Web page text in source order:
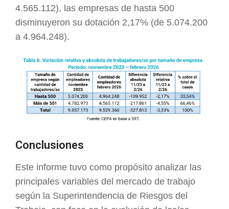
4.565.112), las empresas de hasta 500
disminuyeron su dotación 2,17% (de 5.074.200
a 4.964.248).
Conclusiones
Este informe tuvo como propósito analizar las
principales variables del mercado de trabajo
según la Superintendencia de Riesgos del